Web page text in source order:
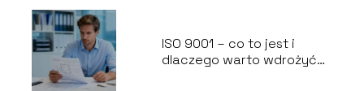
ISO 9001 – co to jest i
dlaczego warto wdrożyć